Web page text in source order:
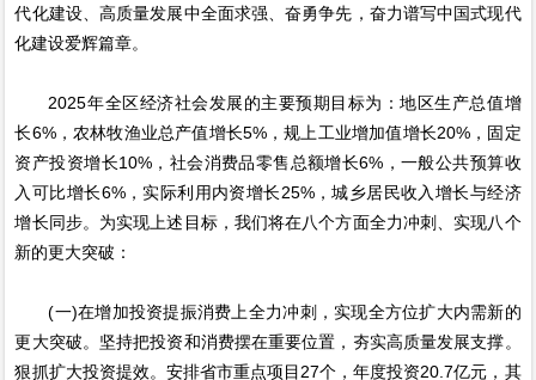
代化建设、高质量发展中全面求强、奋勇争先，奋力谱写中国式现代
化建设爱辉篇章。
2025年全区经济社会发展的主要预期目标为：地区生产总值增
长6%，农林牧渔业总产值增长5%，规上工业增加值增长20%，固定
资产投资增长10%，社会消费品零售总额增长6%，一般公共预算收
入可比增长6%，实际利用内资增长25%，城乡居民收入增长与经济
增长同步。为实现上述目标，我们将在八个方面全力冲刺、实现八个
新的更大突破：
(一)在增加投资提振消费上全力冲刺，实现全方位扩大内需新的
更大突破。坚持把投资和消费摆在重要位置，夯实高质量发展支撑。
狠抓扩大投资提效。安排省市重点项目27个，年度投资20.7亿元，其